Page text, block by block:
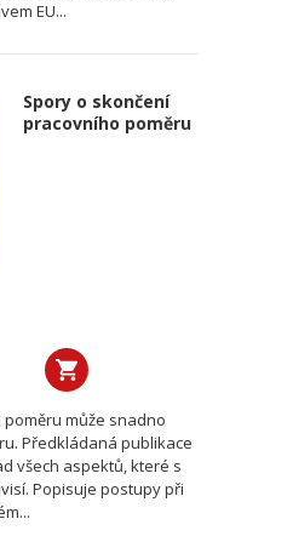
EU...
Spory o skončení
pracovního poměru
může snadno
Předkládaná publikace
všech aspektů, které s
Popisuje postupy při